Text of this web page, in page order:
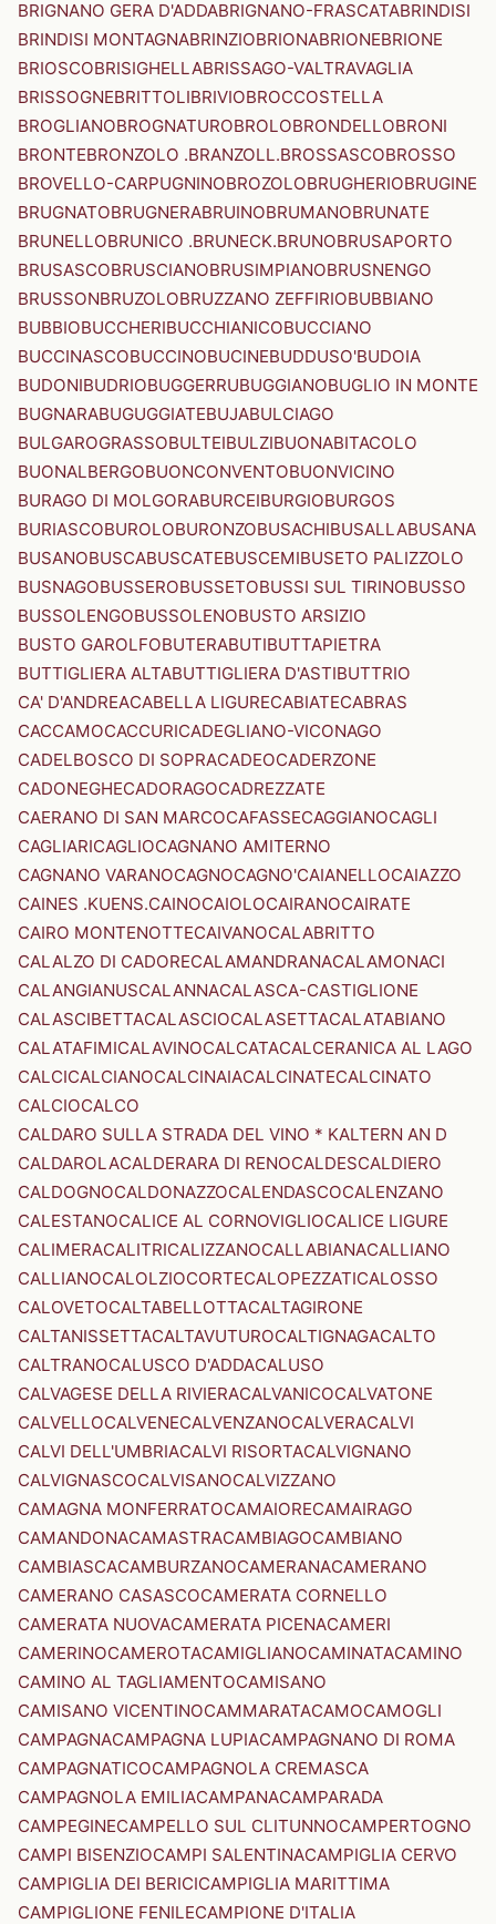
BRIGNANO GERA D'ADDABRIGNANO-FRASCATABRINDISI
BRINDISI MONTAGNABRINZIOBRIONABRIONEBRIONE
BRIOSCOBRISIGHELLABRISSAGO-VALTRAVAGLIA
BRISSOGNEBRITTOLIBRIVIOBROCCOSTELLA
BROGLIANOBROGNATUROBROLOBRONDELLOBRONI
BRONTEBRONZOLO .BRANZOLL.BROSSASCOBROSSO
BROVELLO-CARPUGNINOBROZOLOBRUGHERIOBRUGINE
BRUGNATOBRUGNERABRUINOBRUMANOBRUNATE
BRUNELLOBRUNICO .BRUNECK.BRUNOBRUSAPORTO
BRUSASCOBRUSCIANOBRUSIMPIANOBRUSNENGO
BRUSSONBRUZOLOBRUZZANO ZEFFIRIOBUBBIANO
BUBBIOBUCCHERIBUCCHIANICOBUCCIANO
BUCCINASCOBUCCINOBUCINEBUDDUSO'BUDOIA
BUDONIBUDRIOBUGGERRUBUGGIANOBUGLIO IN MONTE
BUGNARABUGUGGIATEBUJABULCIAGO
BULGAROGRASSOBULTEIBULZIBUONABITACOLO
BUONALBERGOBUONCONVENTOBUONVICINO
BURAGO DI MOLGORABURCEIBURGIOBURGOS
BURIASCOBUROLOBURONZOBUSACHIBUSALLABUSANA
BUSANOBUSCABUSCATEBUSCEMIBUSETO PALIZZOLO
BUSNAGOBUSSEROBUSSETOBUSSI SUL TIRINOBUSSO
BUSSOLENGOBUSSOLENOBUSTO ARSIZIO
BUSTO GAROLFOBUTERABUTIBUTTAPIETRA
BUTTIGLIERA ALTABUTTIGLIERA D'ASTIBUTTRIO
CA' D'ANDREACABELLA LIGURECABIATECABRAS
CACCAMOCACCURICADEGLIANO-VICONAGO
CADELBOSCO DI SOPRACADEOCADERZONE
CADONEGHECADORAGOCADREZZATE
CAERANO DI SAN MARCOCAFASSECAGGIANOCAGLI
CAGLIARICAGLIOCAGNANO AMITERNO
CAGNANO VARANOCAGNOCAGNO'CAIANELLOCAIAZZO
CAINES .KUENS.CAINOCAIOLOCAIRANOCAIRATE
CAIRO MONTENOTTECAIVANOCALABRITTO
CALALZO DI CADORECALAMANDRANACALAMONACI
CALANGIANUSCALANNACALASCA-CASTIGLIONE
CALASCIBETTACALASCIOCALASETTACALATABIANO
CALATAFIMICALAVINOCALCATACALCERANICA AL LAGO
CALCICALCIANOCALCINAIACALCINATECALCINATO
CALCIOCALCO
CALDARO SULLA STRADA DEL VINO * KALTERN AN D
CALDAROLACALDERARA DI RENOCALDESCALDIERO
CALDOGNOCALDONAZZOCALENDASCOCALENZANO
CALESTANOCALICE AL CORNOVIGLIOCALICE LIGURE
CALIMERACALITRICALIZZANOCALLABIANACALLIANO
CALLIANOCALOLZIOCORTECALOPEZZATICALOSSO
CALOVETOCALTABELLOTTACALTAGIRONE
CALTANISSETTACALTAVUTUROCALTIGNAGACALTO
CALTRANOCALUSCO D'ADDACALUSO
CALVAGESE DELLA RIVIERACALVANICOCALVATONE
CALVELLOCALVENECALVENZANOCALVERACALVI
CALVI DELL'UMBRIACALVI RISORTACALVIGNANO
CALVIGNASCOCALVISANOCALVIZZANO
CAMAGNA MONFERRATOCAMAIORECAMAIRAGO
CAMANDONACAMASTRACAMBIAGOCAMBIANO
CAMBIASCACAMBURZANOCAMERANACAMERANO
CAMERANO CASASCOCAMERATA CORNELLO
CAMERATA NUOVACAMERATA PICENACAMERI
CAMERINOCAMEROTACAMIGLIANOCAMINATACAMINO
CAMINO AL TAGLIAMENTOCAMISANO
CAMISANO VICENTINOCAMMARATACAMOCAMOGLI
CAMPAGNACAMPAGNA LUPIACAMPAGNANO DI ROMA
CAMPAGNATICOCAMPAGNOLA CREMASCA
CAMPAGNOLA EMILIACAMPANACAMPARADA
CAMPEGINECAMPELLO SUL CLITUNNOCAMPERTOGNO
CAMPI BISENZIOCAMPI SALENTINACAMPIGLIA CERVO
CAMPIGLIA DEI BERICICAMPIGLIA MARITTIMA
CAMPIGLIONE FENILECAMPIONE D'ITALIA